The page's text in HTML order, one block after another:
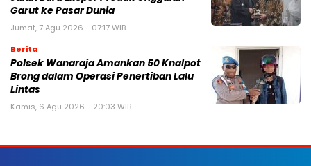
Garut ke Pasar Dunia
Jumat, 7 Agu 2026 - 07:17 WIB
Berita
Polsek Wanaraja Amankan 50 Knalpot
Brong dalam Operasi Penertiban Lalu
Lintas
Kamis, 6 Agu 2026 - 20:03 WIB